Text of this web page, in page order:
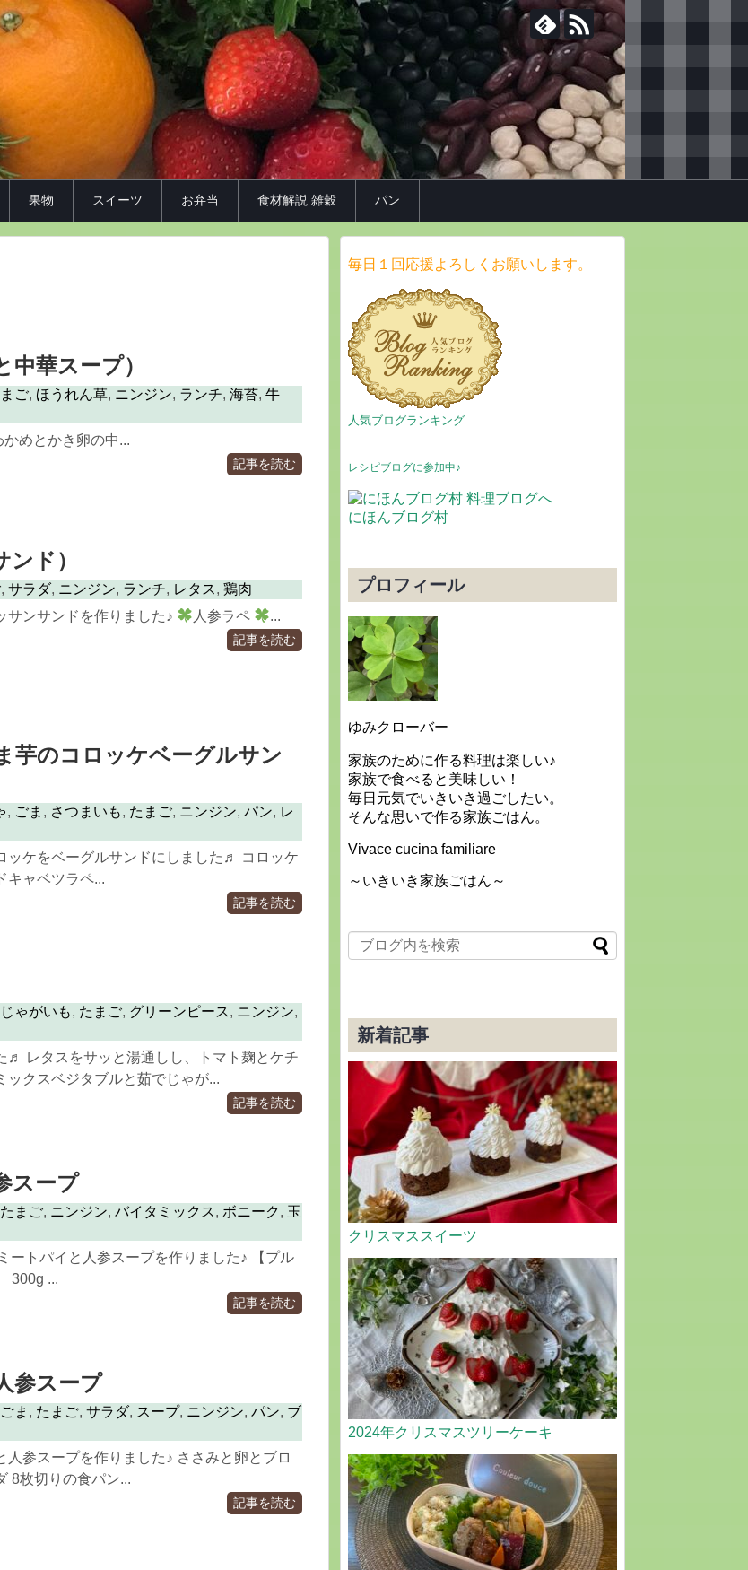
果物 スイーツ お弁当 食材解説 雑穀 パン
華スープ）
ご, ほうれん草, ニンジン, ランチ,海苔,牛
かめとかき卵の中...
記事を読む
ド）
,サラダ, ニンジン, ランチ, レタス,鶏肉
サンサンドを作りました♪
人参ラペ ...
記事を読む
芋のコロッケベーグルサン
, ごま , さつまいも, たまご, ニンジン,パン, レ
ッケをベーグルサンドにしました♬ コロッケ
キャベツラペ...
記事を読む
じゃがいも, たまご, グリーンピース, ニンジン,
♬ レタスをサッと湯通しし、トマト麹とケチ
ックスベジタブルと茹でじゃが...
記事を読む
スープ
たまご, ニンジン,バイタミックス,ボニーク, 玉
ートパイと人参スープを作りました♪ 【プル
300g ...
記事を読む
参スープ
ごま , たまご,サラダ, スープ, ニンジン,パン, ブ
人参スープを作りました♪ ささみと卵とブロ
8枚切りの食パン...
記事を読む
毎日１回応援よろしくお願いします。
人気ブログランキング
レシピブログに参加中♪
にほんブログ村
プロフィール
ゆみクローバー
家族のために作る料理は楽しい♪
家族で食べると美味しい！
毎日元気でいきいき過ごしたい。
そんな思いで作る家族ごはん。
Vivace cucina familiare
～いきいき家族ごはん～
新着記事
クリスマススイーツ
2024年クリスマスツリーケーキ